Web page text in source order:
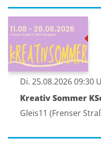
Di. 25.08.2026 09:30
Kreativ Sommer
Gleis11 (Frenser